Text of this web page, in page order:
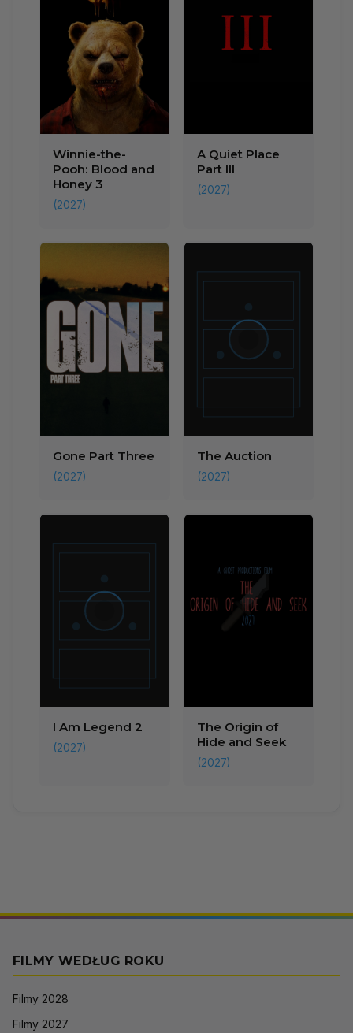
Winnie-the-
Pooh: Blood and
Honey 3
(2027)
A Quiet Place
Part III
(2027)
Gone Part Three
(2027)
The Auction
(2027)
I Am Legend 2
(2027)
The Origin of
Hide and Seek
(2027)
FILMY WEDŁUG ROKU
Filmy 2028
Filmy 2027